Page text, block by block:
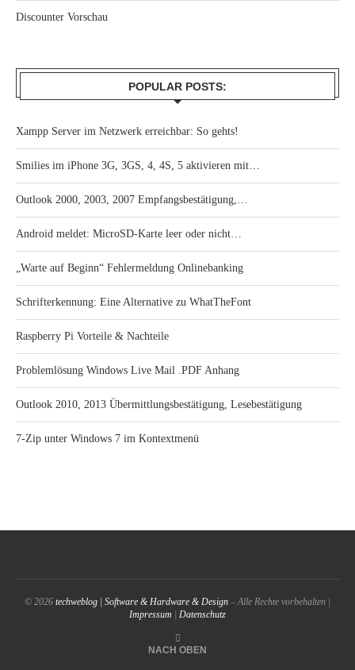
Discounter Vorschau
POPULAR POSTS:
Xampp Server im Netzwerk erreichbar: So gehts!
Smilies im iPhone 3G, 3GS, 4, 4S, 5 aktivieren mit…
Outlook 2000, 2003, 2007 Empfangsbestätigung,…
Android meldet: MicroSD-Karte leer oder nicht…
„Warte auf Beginn“ Fehlermeldung Onlinebanking
Schrifterkennung: Eine Alternative zu WhatTheFont
Raspberry Pi Vorteile & Nachteile
Problemlösung Windows Live Mail .PDF Anhang
Outlook 2010, 2013 Übermittlungsbestätigung, Lesebestätigung
7-Zip unter Windows 7 im Kontextmenü
© 2026 techweblog | Software & Hardware & Design – Alle Rechte vorbehalten |
Impressum
Datenschutz
NACH OBEN